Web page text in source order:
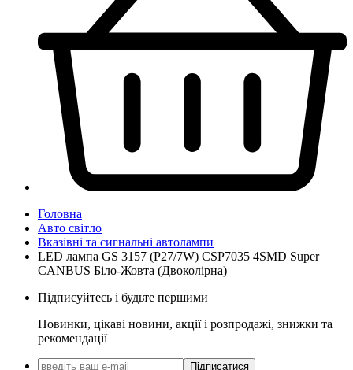
Головна
Авто світло
Вказівні та сигнальні автолампи
LED лампа GS 3157 (P27/7W) CSP7035 4SMD Super
CANBUS Біло-Жовта (Двоколірна)
Підписуйтесь і будьте першими
Новинки, цікаві новини, акції і розпродажі, знижки та
рекомендації
Підписатися